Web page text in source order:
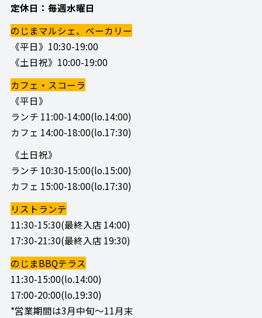
定休日：毎週水曜日
のじまマルシェ、ベーカリー
《平日》10:30-19:00
《土日祝》10:00-19:00
カフェ・スコーラ
《平日》
ランチ 11:00-14:00(lo.14:00)
カフェ 14:00-18:00(lo.17:30)
《土日祝》
ランチ 10:30-15:00(lo.15:00)
カフェ 15:00-18:00(lo.17:30)
リストランテ
11:30-15:30(最終入店 14:00)
17:30-21:30(最終入店 19:30)
のじまBBQテラス
11:30-15:00(lo.14:00)
17:00-20:00(lo.19:30)
*営業期間は3月中旬～11月末